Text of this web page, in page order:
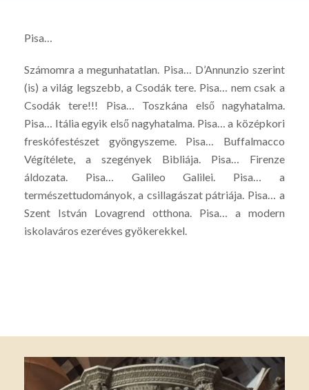
Pisa…
Számomra a megunhatatlan. Pisa… D’Annunzio szerint
(is) a világ legszebb, a Csodák tere. Pisa… nem csak a
Csodák tere!!! Pisa… Toszkána első nagyhatalma.
Pisa… Itália egyik első nagyhatalma. Pisa… a középkori
freskófestészet gyöngyszeme. Pisa… Buffalmacco
Végítélete, a szegények Bibliája. Pisa… Firenze
áldozata. Pisa… Galileo Galilei. Pisa… a
természettudományok, a csillagászat pátriája. Pisa… a
Szent István Lovagrend otthona. Pisa… a modern
iskolaváros ezeréves gyökerekkel.